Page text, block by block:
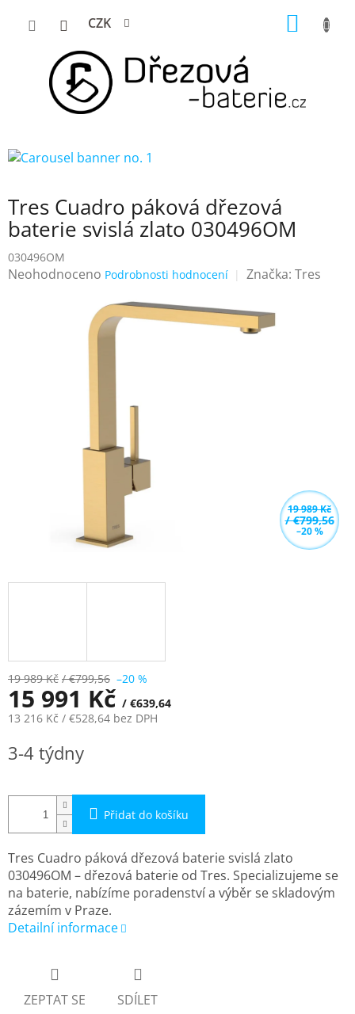
CZK
Tres Cuadro páková dřezová
baterie svislá zlato 030496OM
030496OM
Průměrné
Neohodnoceno Podrobnosti hodnocení Značka: Tres
19 989 Kč
/ €799,56
–20 %
19 989 Kč / €799,56 –20 %
15 991 Kč / €639,64
13 216 Kč / €528,64 bez DPH
cena:
3-4 týdny
Přidat do košíku
Tres Cuadro páková dřezová baterie svislá zlato
030496OM – dřezová baterie od Tres. Specializujeme se
na baterie, nabízíme poradenství a výběr se skladovým
zázemím v Praze.
Detailní informace
ZEPTAT SE SDÍLET